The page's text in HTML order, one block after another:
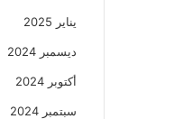
يناير 2025
ديسمبر 2024
أكتوبر 2024
سبتمبر 2024